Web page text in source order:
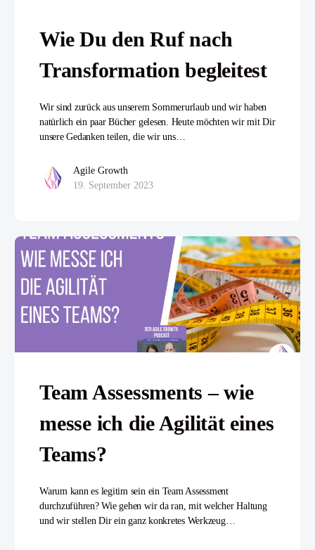
Wie Du den Ruf nach
Transformation begleitest
Wir sind zurück aus unserem Sommerurlaub und wir haben
natürlich ein paar Bücher gelesen. Heute möchten wir mit Dir
unsere Gedanken teilen, die wir uns…
Agile Growth
19. September 2023
Team Assessments – wie
messe ich die Agilität eines
Teams?
Warum kann es legitim sein ein Team Assessment
durchzuführen? Wie gehen wir da ran, mit welcher Haltung
und wir stellen Dir ein ganz konkretes Werkzeug…